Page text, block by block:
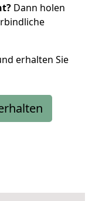
Dann holen
erhalten Sie